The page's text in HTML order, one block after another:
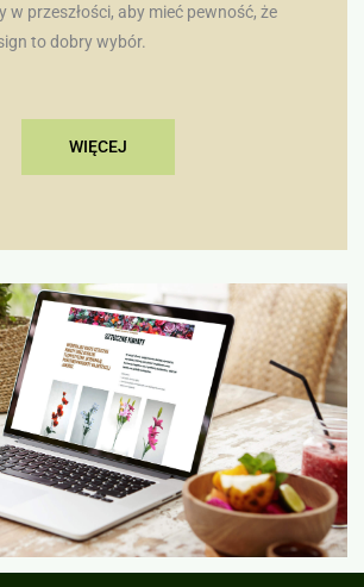
w przeszłości, aby mieć pewność, że
to dobry wybór.
WIĘCEJ